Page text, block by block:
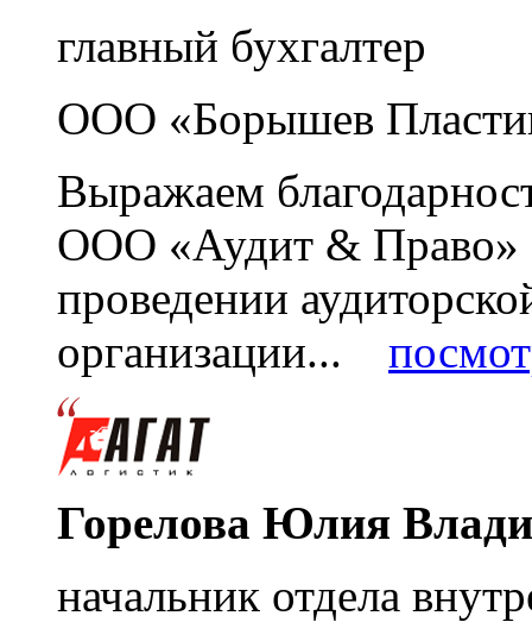
главный бухгалтер
ООО «Борышев
Выражаем
ООО «Аудит & Право»
проведении
организации...
Горелова Юлия
начальник отдела